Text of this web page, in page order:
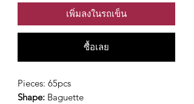
เพิ่มลงในรถเข็น
ซื้อเลย
Pieces: 65pcs
Shape: Baguette